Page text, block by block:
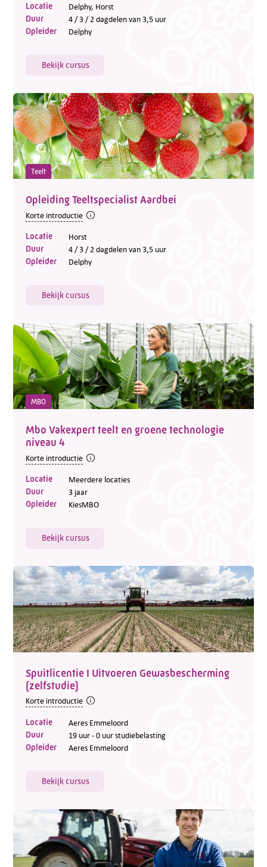
Locatie Delphy, Horst
Duur 4 / 3 / 2 dagdelen van 3,5 uur
Opleider Delphy
Bekijk cursus
Teelt
Opleiding Teeltspecialist Aardbei
Korte introductie
Locatie Horst
Duur 4 / 3 / 2 dagdelen van 3,5 uur
Opleider Delphy
Bekijk cursus
MBO
Mbo Vakexpert teelt en groene technologie
niveau 4
Korte introductie
Locatie Meerdere locaties
Duur 3 jaar
Opleider KiesMBO
Bekijk cursus
Spuitlicentie I Uitvoeren Gewasbescherming
(zelfstudie)
Korte introductie
Locatie Aeres Emmeloord
Duur 19 uur - 0 uur studiebelasting
Opleider Aeres Emmeloord
Bekijk cursus